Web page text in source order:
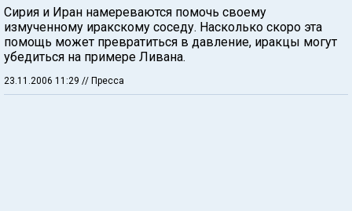
Сирия и Иран намереваются помочь своему
измученному иракскому соседу. Насколько скоро эта
помощь может превратиться в давление, иракцы могут
убедиться на примере Ливана.
23.11.2006 11:29 // Пресса